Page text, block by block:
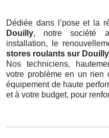
Dédiée dans l’pose et la
Douilly, notre société
installation, le
stores roulants sur Douilly
Nos techniciens,
votre problème en un rien
équipement de haute
et à votre budget, pour